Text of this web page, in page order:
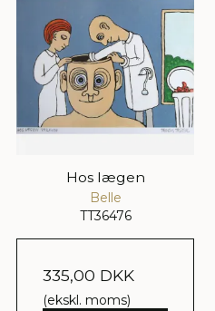
Hos lægen
Belle
TT36476
335,00 DKK
(ekskl. moms)